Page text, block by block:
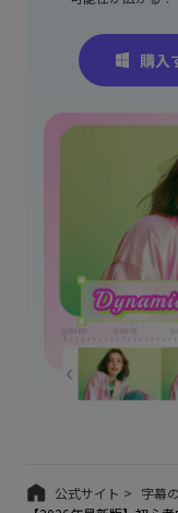
公式サイト > 字幕